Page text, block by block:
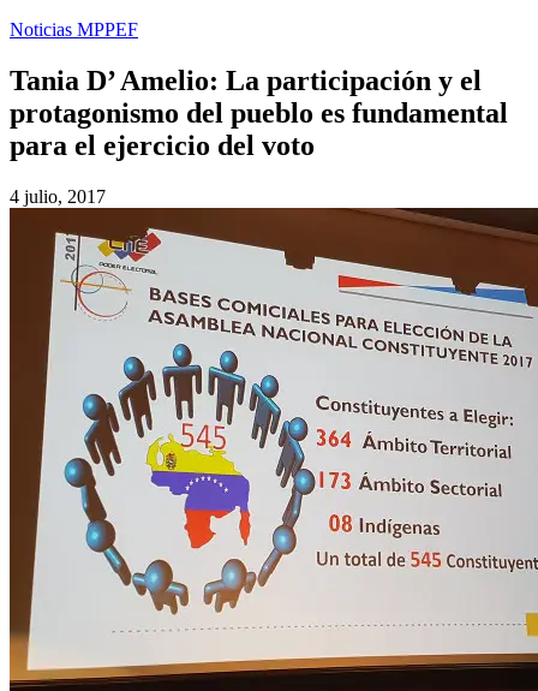
Noticias MPPEF
Tania D’ Amelio: La participación y el
protagonismo del pueblo es fundamental
para el ejercicio del voto
4 julio, 2017